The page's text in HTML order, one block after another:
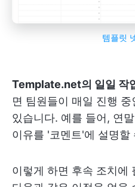
템플릿
Template.net의 일일 작
면 팀원들이 매일 진행
있습니다. 예를 들어, 연
이유를 '코멘트'에 설명할
이렇게 하면 후속 조치에